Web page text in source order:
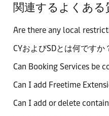
関連するよくある
Are there any local
CYおよびSDとは何ですか
Can Booking Services be
Can I add Freetime
Can I add or delete